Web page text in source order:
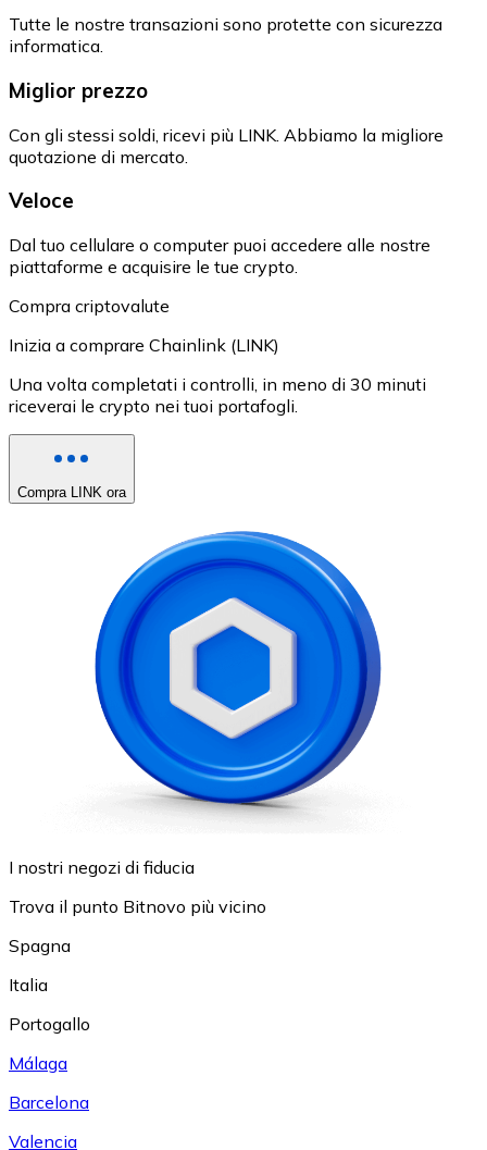
Tutte le nostre transazioni sono protette con sicurezza
informatica.
Miglior prezzo
Con gli stessi soldi, ricevi più LINK. Abbiamo la migliore
quotazione di mercato.
Veloce
Dal tuo cellulare o computer puoi accedere alle nostre
piattaforme e acquisire le tue crypto.
Compra criptovalute
Inizia a comprare Chainlink (LINK)
Una volta completati i controlli, in meno di 30 minuti
riceverai le crypto nei tuoi portafogli.
Compra LINK ora
I nostri negozi di fiducia
Trova il punto Bitnovo più vicino
Spagna
Italia
Portogallo
Málaga
Barcelona
Valencia